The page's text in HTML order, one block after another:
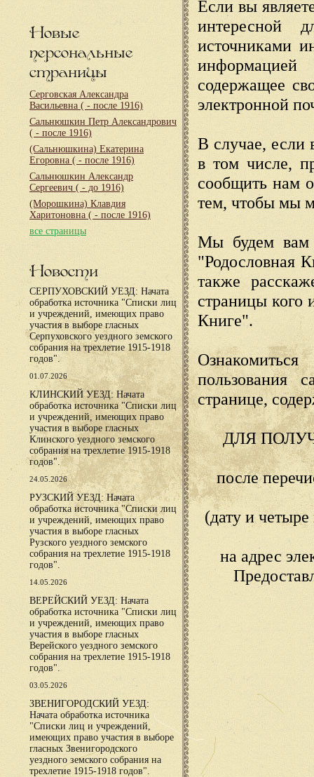
Новые
персональные
страницы
Серговская Александра
Васильевна ( - после 1916)
Сальнюшкин Петр Александрович
( - после 1916)
(Сальнюшкина) Екатерина
Егоровна ( - после 1916)
Сальнюшкин Александр
Сергеевич ( - до 1916)
(Морошкина) Клавдия
Харитоновна ( - после 1916)
все страницы
Новости
СЕРПУХОВСКИЙ УЕЗД: Начата
обработка источника "Списки лиц
и учреждений, имеющих право
участия в выборе гласных
Серпуховского уездного земского
собрания на трехлетие 1915-1918
годов".
01.07.2026
КЛИНСКИЙ УЕЗД: Начата
обработка источника "Списки лиц
и учреждений, имеющих право
участия в выборе гласных
Клинского уездного земского
собрания на трехлетие 1915-1918
годов".
24.05.2026
РУЗСКИЙ УЕЗД: Начата
обработка источника "Списки лиц
и учреждений, имеющих право
участия в выборе гласных
Рузского уездного земского
собрания на трехлетие 1915-1918
годов".
14.05.2026
ВЕРЕЙСКИЙ УЕЗД: Начата
обработка источника "Списки лиц
и учреждений, имеющих право
участия в выборе гласных
Верейского уездного земского
собрания на трехлетие 1915-1918
годов".
03.05.2026
ЗВЕНИГОРОДСКИЙ УЕЗД:
Начата обработка источника
"Списки лиц и учреждений,
имеющих право участия в выборе
гласных Звенигородского
уездного земского собрания на
трехлетие 1915-1918 годов".
Если вы
интересной
источниками
содержащее
электронной
В случае, если
в том числе,
сообщить нам
тем, чтобы мы
Мы будем вам
"Родословная
также
страницы кого
Книге".
пользования
странице,
ДЛЯ
после
(дату и
на адрес